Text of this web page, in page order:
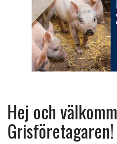
LÄNKAR
ANNONSERA
PRENUMERERA
OM OSS
Hej och
Grisföretagaren!